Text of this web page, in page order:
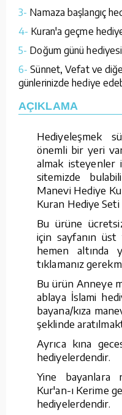
3- Namaza başlangıç
4- Kuran'a geçme
5- Doğum günü hediyesi
6- Sünnet, Vefat ve
günlerinizde hediye
AÇIKLAMA
Hediyeleşmek
önemli bir yeri
almak isteyenler
sitemizde
Manevi Hediye
Kuran Hediye
Bu ürüne
için sayfanın üst
hemen altında
tıklamanız
Bu ürün Anneye
ablaya İslami
bayana/kıza
şeklinde
Ayrıca kına
hediyelerdendir.
Yine bayanlara
Kur'an-ı Kerime
hediyelerdendir.